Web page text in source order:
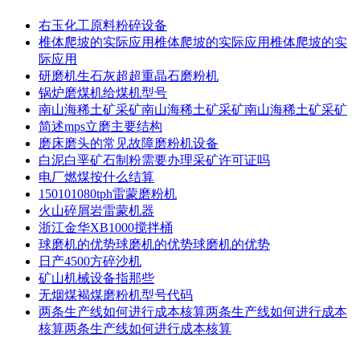
右玉化工原料粉碎设备
椎体爬坡的实际应用椎体爬坡的实际应用椎体爬坡的实
际应用
研磨机生石灰超超重晶石磨粉机
锅炉磨煤机给煤机型号
南山海稀土矿采矿南山海稀土矿采矿南山海稀土矿采矿
简述mps立磨主要结构
磨床磨头的常见故障磨粉机设备
白泥白垩矿石制粉需要办理采矿许可证吗
电厂燃煤按什么结算
150101080tph雷蒙磨粉机
火山碎屑岩雷蒙机器
浙江金华XB1000搅拌桶
球磨机的优势球磨机的优势球磨机的优势
日产4500方碎沙机
矿山机械设备指那些
无烟煤褐煤磨粉机型号代码
两条生产线如何进行成本核算两条生产线如何进行成本
核算两条生产线如何进行成本核算